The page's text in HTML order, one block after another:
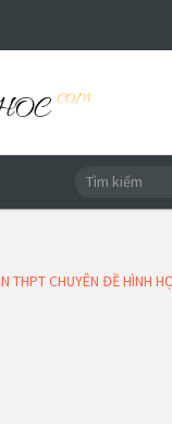
THPT CHUYÊN ĐỀ HÌNH